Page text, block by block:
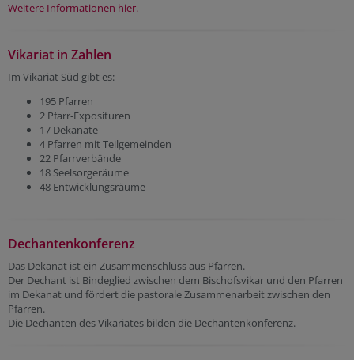
Weitere Informationen hier.
Vikariat in Zahlen
Im Vikariat Süd gibt es:
195 Pfarren
2 Pfarr-Exposituren
17 Dekanate
4 Pfarren mit Teilgemeinden
22 Pfarrverbände
18 Seelsorgeräume
48 Entwicklungsräume
Dechantenkonferenz
Das Dekanat ist ein Zusammenschluss aus Pfarren.
Der Dechant ist Bindeglied zwischen dem Bischofsvikar und den Pfarren
im Dekanat und fördert die pastorale Zusammenarbeit zwischen den
Pfarren.
Die Dechanten des Vikariates bilden die Dechantenkonferenz.